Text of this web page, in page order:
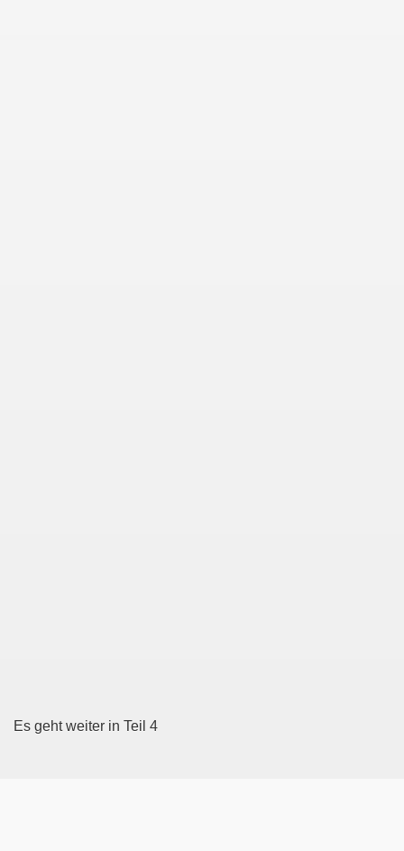
Es geht weiter in Teil 4